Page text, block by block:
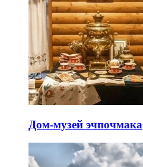
Дом-музей эчпочмака